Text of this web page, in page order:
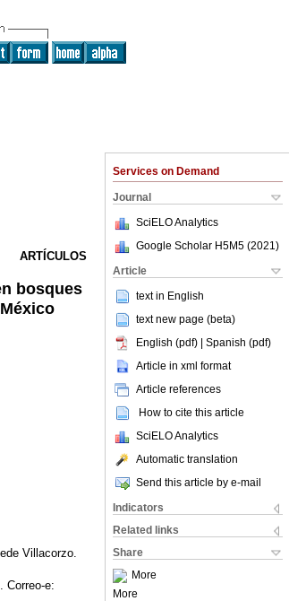
Services on Demand
Journal
SciELO Analytics
Google Scholar H5M5 (2021 )
Article
text in English
text new page (beta)
English (pdf) | Spanish (pdf)
Article in xml format
Article references
How to cite this article
SciELO Analytics
Automatic translation
Send this article by e-mail
Indicators
Related links
Share
More
More
ARTÍCULOS
bosques
Villacorzo.
Correo-e: